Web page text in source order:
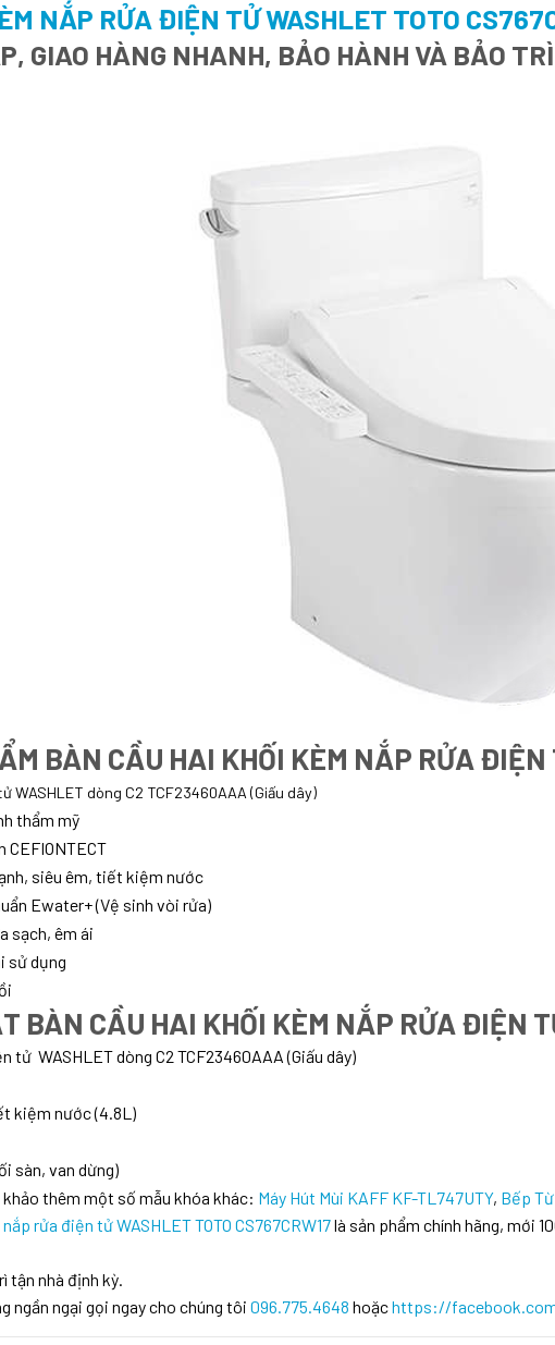
NẮP RỬA ĐIỆN TỬ WASHLET TOTO
GIAO HÀNG NHANH, BẢO HÀNH VÀ BẢO
BÀN CẦU HAI KHỐI KÈM NẮP RỬA ĐIỆN
WASHLET dòng C2 TCF23460AAA (Giấu dây)
thẩm mỹ
CEFIONTECT
siêu êm, tiết kiệm nước
Ewater+ (Vệ sinh vòi rửa)
sạch, êm ái
sử dụng
BÀN CẦU HAI KHỐI KÈM NẮP RỬA ĐIỆN
tử WASHLET dòng C2 TCF23460AAA (Giấu dây)
kiệm nước (4.8L)
sàn, van dừng)
thêm một số mẫu khóa khác: Máy Hút Mùi KAFF KF-TL747UTY, Bếp
rửa điện tử WASHLET TOTO CS767CRW17là sản phẩm chính hãng, mới
tận nhà định kỳ.
ngần ngại gọi ngay cho chúng tôi 096.775.4648 hoặchttps://